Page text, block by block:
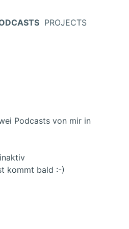
PROJECTS
Podcasts von mir in
kommt bald :-)